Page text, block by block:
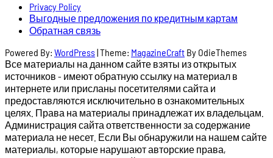
Privacy Policy
Выгодные предложения по кредитным картам
Обратная связь
Powered By: WordPress|Theme: MagazineCraft By OdieThemes
Все материалы на данном сайте взяты из открытых
источников - имеют обратную ссылку на материал в
интернете или присланы посетителями сайта и
предоставляются исключительно в ознакомительных
целях. Права на материалы принадлежат их владельцам.
Администрация сайта ответственности за содержание
материала не несет. Если Вы обнаружили на нашем сайте
материалы, которые нарушают авторские права,